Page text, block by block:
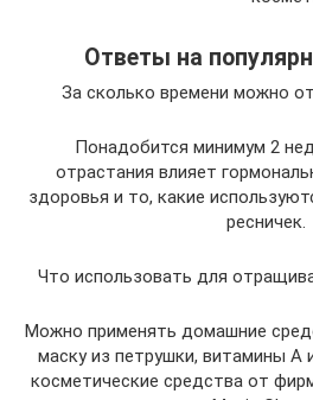
Ответы на
За сколько времени можно
Понадобится минимум 2
отрастания влияет
здоровья и то, какие
ресничек.
Что использовать для
Можно применять домашние
маску из петрушки, витамины А
косметические средства от